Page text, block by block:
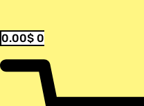
0.00$ 0